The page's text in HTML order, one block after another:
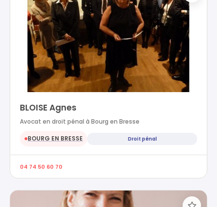
BLOISE Agnes
Avocat en droit pénal à Bourg en Bresse
●BOURG EN BRESSE Droit pénal
04 74 50 60 70